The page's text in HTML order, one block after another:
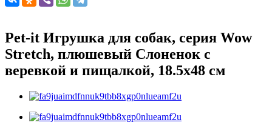
Pet-it Игрушка для собак, серия Wow
Stretch, плюшевый Слоненок с
веревкой и пищалкой, 18.5x48 см